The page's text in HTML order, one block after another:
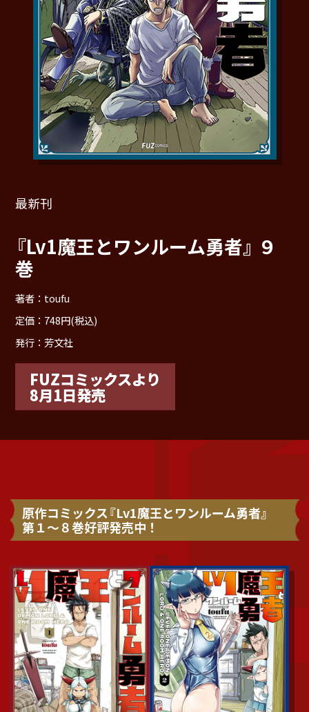
最新刊
『Lv1魔王とワンルーム勇者』 ９
巻
著者：toufu
定価：748円(税込)
発行：芳文社
FUZコミックスより
8月1日発売
原作コミックス『Lv1魔王とワンルーム勇者』
第１～８巻好評発売中！